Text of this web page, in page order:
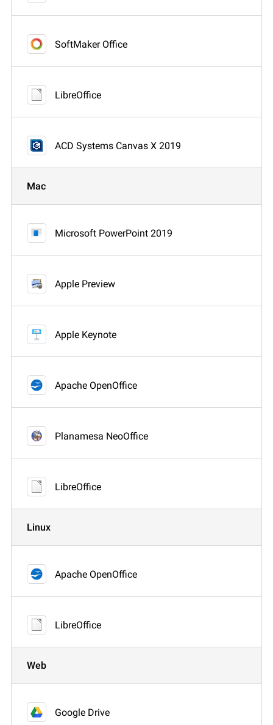
SoftMaker Office
LibreOffice
ACD Systems Canvas X 2019
Mac
Microsoft PowerPoint 2019
Apple Preview
Apple Keynote
Apache OpenOffice
Planamesa NeoOffice
LibreOffice
Linux
Apache OpenOffice
LibreOffice
Web
Google Drive